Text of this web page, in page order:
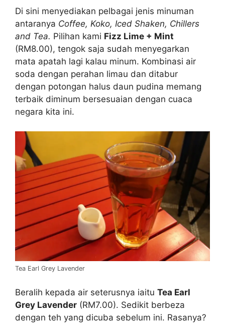
Di sini menyediakan pelbagai jenis minuman
antaranya Coffee, Koko, Iced Shaken, Chillers
and Tea. Pilihan kami Fizz Lime + Mint
(RM8.00), tengok saja sudah menyegarkan
mata apatah lagi kalau minum. Kombinasi air
soda dengan perahan limau dan ditabur
dengan potongan halus daun pudina memang
terbaik diminum bersesuaian dengan cuaca
negara kita ini.
Tea Earl Grey Lavender
Beralih kepada air seterusnya iaitu Tea Earl
Grey Lavender (RM7.00). Sedikit berbeza
dengan teh yang dicuba sebelum ini. Rasanya?